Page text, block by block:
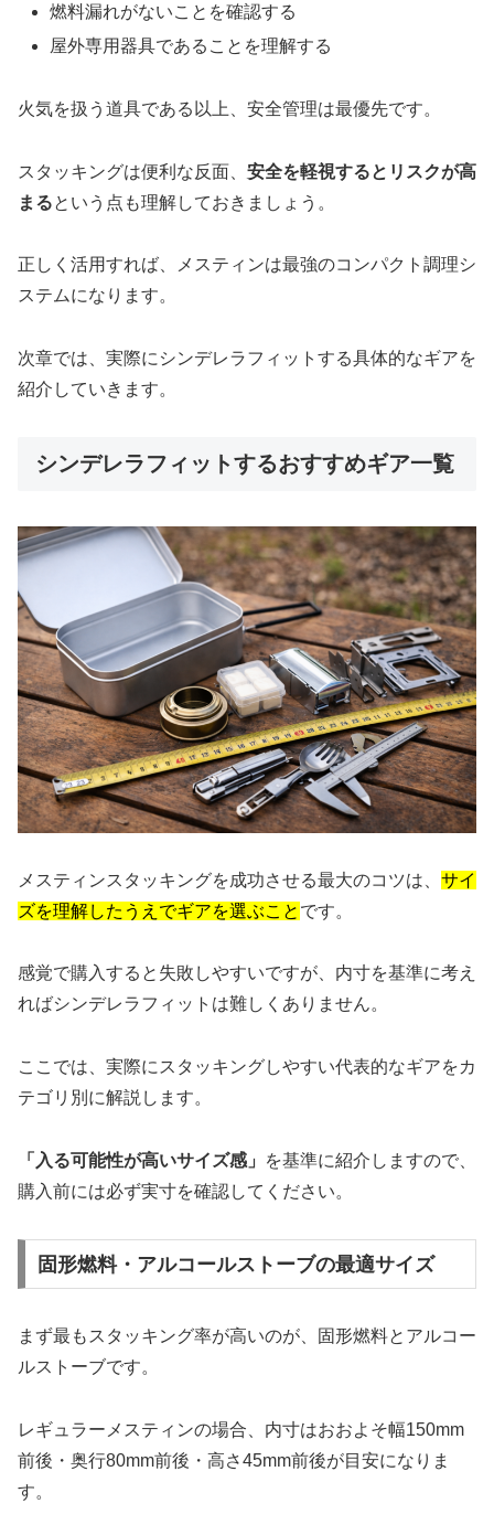
燃料漏れがないことを確認する
屋外専用器具であることを理解する
火気を扱う道具である以上、安全管理は最優先です。
スタッキングは便利な反面、 安全を軽視するとリスクが高
まるという点も理解しておきましょう。
正しく活用すれば、メスティンは最強のコンパクト調理シ
ステムになります。
次章では、実際にシンデレラフィットする具体的なギアを
紹介していきます。
シンデレラフィットするおすすめギア一覧
メスティンスタッキングを成功させる最大のコツは、 サイ
ズを理解したうえでギアを選ぶこと です。
感覚で購入すると失敗しやすいですが、内寸を基準に考え
ればシンデレラフィットは難しくありません。
ここでは、実際にスタッキングしやすい代表的なギアをカ
テゴリ別に解説します。
「入る可能性が高いサイズ感」
を基準に紹介しますので、
購入前には必ず実寸を確認してください。
固形燃料・アルコールストーブの最適サイズ
まず最もスタッキング率が高いのが、固形燃料とアルコー
ルストーブです。
レギュラーメスティンの場合、内寸はおおよそ幅150mm
前後・奥行80mm前後・高さ45mm前後が目安になりま
す。